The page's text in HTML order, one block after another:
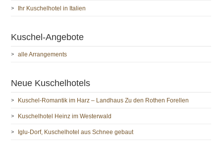
Ihr Kuschelhotel in Italien
Kuschel-Angebote
alle Arrangements
Neue Kuschelhotels
Kuschel-Romantik im Harz – Landhaus Zu den Rothen Forellen
Kuschelhotel Heinz im Westerwald
Iglu-Dorf, Kuschelhotel aus Schnee gebaut